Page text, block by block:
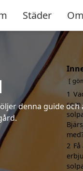
Städer
denna guide
1
som
2